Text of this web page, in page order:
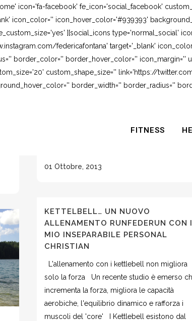
icon='fa-facebook' fe_icon='social_facebook'
icon_color='' icon_hover_color='#939393'
][social_icons type='normal_social'
federicafontana' target='_blank'
border_color='' border_hover_color='' icon_margin=''
custom_shape_size='' link='https://
border_width='' border_radius=''
FITNESS
Quando mi voglio ricaricare esco e vado a
01 Ottobre, 2013
KETTELBELL… UN NUOVO
ALLENAMENTO RUNFEDERUN CON
MIO INSEPARABILE PERSONAL
CHRISTIAN
L'allenamento con i kettlebell non migliora
solo la forza Un recente studio è emerso
incrementa la forza, migliora le capacità
aerobiche, l'equilibrio dinamico e rafforza i
muscoli del 'core' I Kettlebell esistono dal